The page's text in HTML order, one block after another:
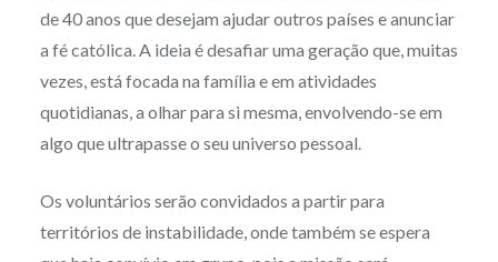
de 40 anos que desejam ajudar outros países e anunciar
a fé católica. A ideia é desafiar uma geração que, muitas
vezes, está focada na família e em atividades
quotidianas, a olhar para si mesma, envolvendo-se em
algo que ultrapasse o seu universo pessoal.
Os voluntários serão convidados a partir para
territórios de instabilidade, onde também se espera